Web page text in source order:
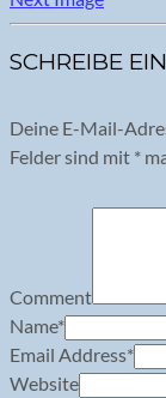
SCHREIBE
Deine E-Mail-
Felder sind mit *
Comment
Name*
Email Address*
Website